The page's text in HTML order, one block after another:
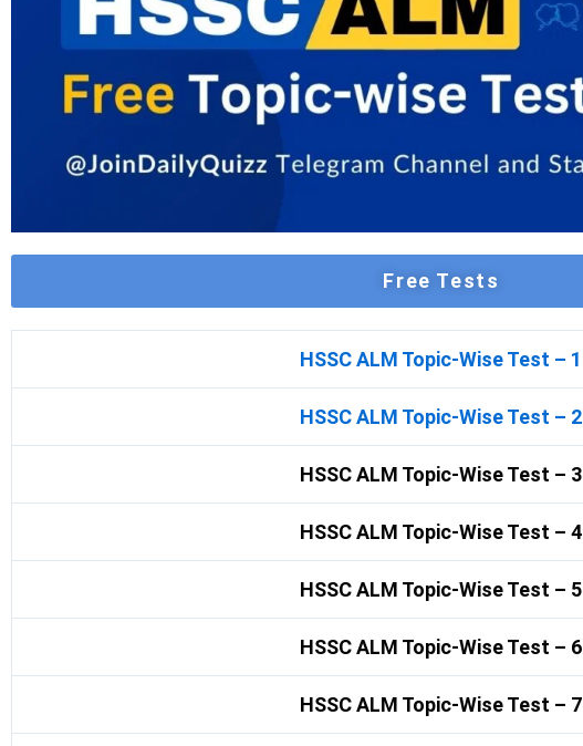
Free Tests
HSSC ALM Topic-Wise Test – 1
HSSC ALM Topic-Wise Test – 2
HSSC ALM Topic-Wise Test – 3
HSSC ALM Topic-Wise Test – 4
HSSC ALM Topic-Wise Test – 5
HSSC ALM Topic-Wise Test – 6
HSSC ALM Topic-Wise Test – 7